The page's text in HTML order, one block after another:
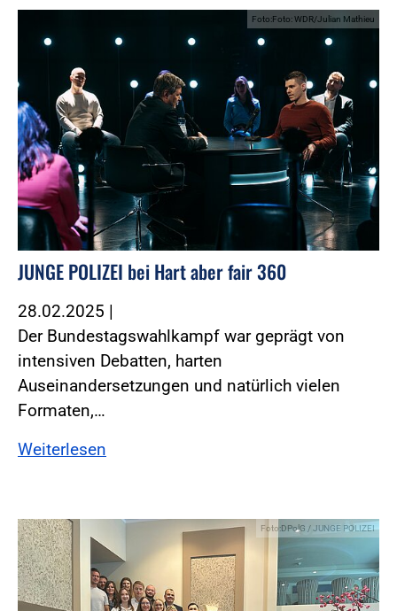
Foto:Foto: WDR/Julian Mathieu
JUNGE POLIZEI bei Hart aber fair 360
28.02.2025 |
Der Bundestagswahlkampf war geprägt von
intensiven Debatten, harten
Auseinandersetzungen und natürlich vielen
Formaten,…
Weiterlesen
Foto:DPolG / JUNGE POLIZEI